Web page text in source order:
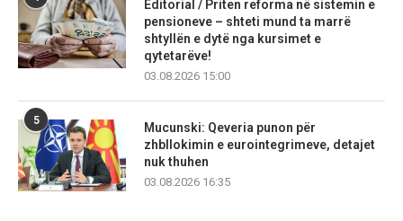
Editorial / Priten reforma në sistemin e
pensioneve – shteti mund ta marrë
shtyllën e dytë nga kursimet e
qytetarëve!
03.08.2026 15:00
5
Mucunski: Qeveria punon për
zhbllokimin e eurointegrimeve, detajet
nuk thuhen
03.08.2026 16:35